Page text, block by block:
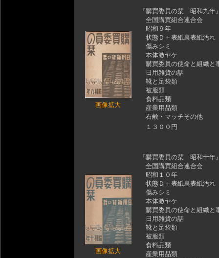
画像拡大
『購買委員の栞 昭和九年
全国購買組合連合会
昭和９年
状態Ｄ＋表紙裏表紙汚れ
傷みシミ
本体激ヤケ
購買委員の使命と組織と
日用雑貨の話
靴と足袋類
被服類
食料品類
産業用品類
石鹸・マッチその他
１３００円
画像拡大
『購買委員の栞 昭和十年
全国購買組合連合会
昭和１０年
状態Ｄ＋表紙裏表紙汚れ
傷みシミ
本体激ヤケ
購買委員の使命と組織と
日用雑貨の話
靴と足袋類
被服類
食料品類
産業用品類